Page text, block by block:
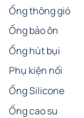
Ống thông gió
Ống bảo ôn
Ống hút bụi
Phụ kiện nối
Ống Silicone
Ống cao su